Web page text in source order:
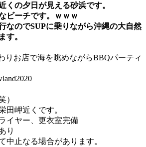
くの夕日が見える砂浜です。
ビーチです。ｗｗｗ
なのでSUPに乗りながら沖縄の大自然
す。
りお店で海を眺めながらBBQパーティ
）
田岬近くです。
イヤー、更衣室完備
り
止なる場合があります。